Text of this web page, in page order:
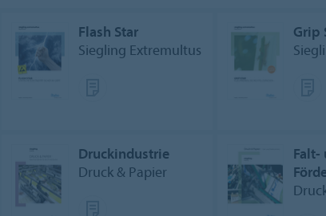
Flash Star
Siegling Extremultus
Grip
Druckindustrie
Druck & Papier
Falt-